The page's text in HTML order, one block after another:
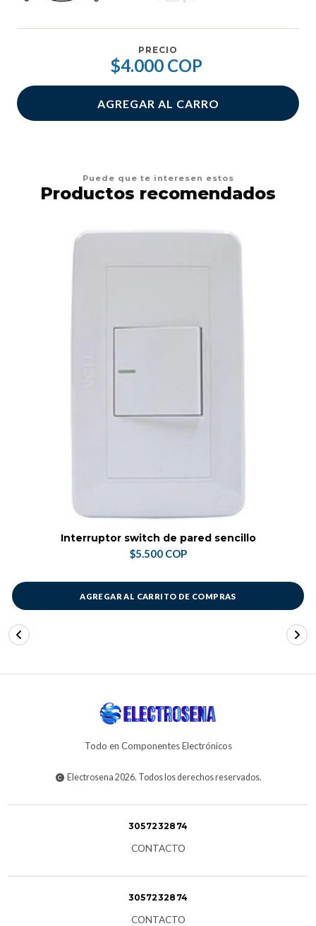
PRECIO
$4.000 COP
AGREGAR AL CARRO
Puede que te interesen estos
Productos recomendados
Interruptor switch de pared sencillo
$5.500 COP
AGREGAR AL CARRITO DE COMPRAS
Todo en Componentes Electrónicos
Electrosena 2026. Todos los derechos reservados.
3057232874
CONTACTO
3057232874
CONTACTO